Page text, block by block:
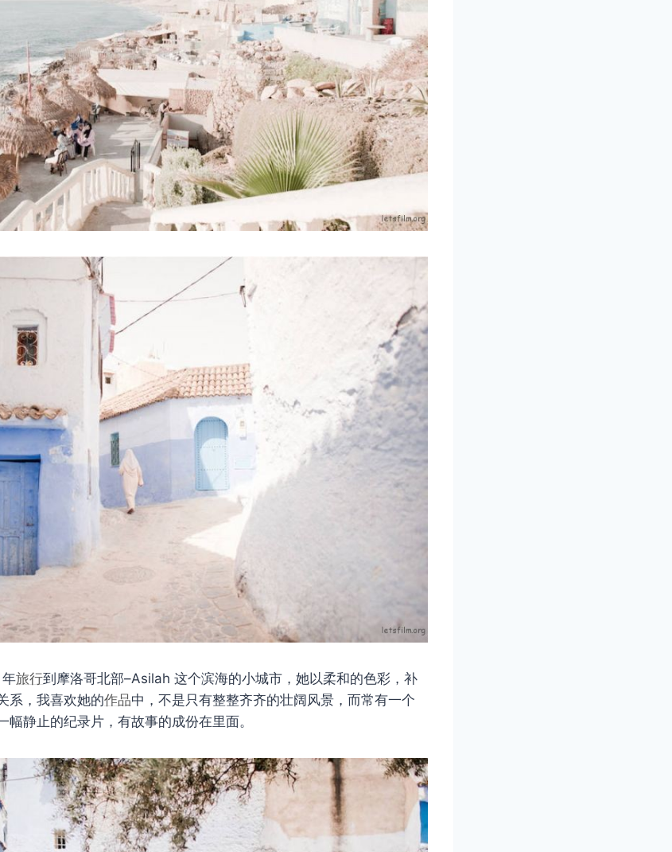
旅行到摩洛哥北部–Asilah 这个滨海的小城市，她以柔和的色彩，补
系，我喜欢她的作品中，不是只有整整齐齐的壮阔风景，而常有一个
幅静止的纪录片，有故事的成份在里面。